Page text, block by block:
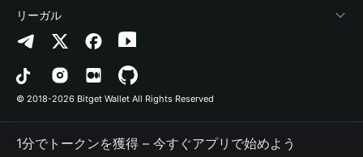
お問い合わせ
ブランドリソース
キャリア
Altcoin Season Index
Prediction Markets
DApp
RWA
プロジェクトを掲載
認証検出
コントラクト検出
一括送金
Arbitrum
Avalanche
Bitcoin
Polygon
リーガル
プライバシーポリシー
利用規約
© 2018-2026 Bitget Wallet All Rights Reserved
1分でトークンを獲得 – 今すぐアプリで始めよう